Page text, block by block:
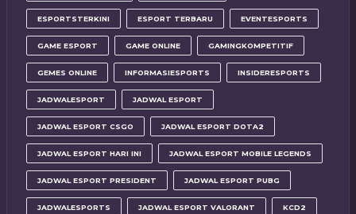
ESPORTSTERKINI ESPORT TERBARU EVENTESPORTS
GAME ESPORT GAME ONLINE GAMINGKOMPETITIF
GEMES ONLINE INFORMASIESPORTS INSIDERESPORTS
JADWALESPORT JADWAL ESPORT
JADWAL ESPORT CSGO JADWAL ESPORT DOTA2
JADWAL ESPORT HARI INI JADWAL ESPORT MOBILE LEGENDS
JADWAL ESPORT PRESIDENT JADWAL ESPORT PUBG
JADWALESPORTS JADWAL ESPORT VALORANT KCD2